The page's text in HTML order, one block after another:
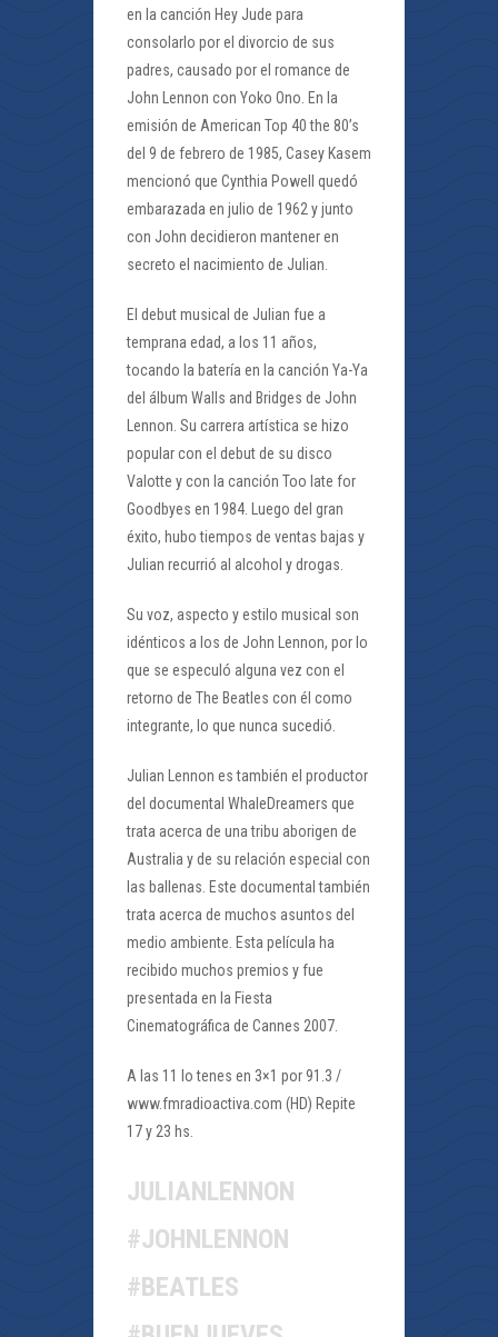
en la canción Hey Jude para
consolarlo por el divorcio de sus
padres, causado por el romance de
John Lennon con Yoko Ono. En la
emisión de American Top 40 the 80’s
del 9 de febrero de 1985, Casey Kasem
mencionó que Cynthia Powell quedó
embarazada en julio de 1962 y junto
con John decidieron mantener en
secreto el nacimiento de Julian.
El debut musical de Julian fue a
temprana edad, a los 11 años,
tocando la batería en la canción Ya-Ya
del álbum Walls and Bridges de John
Lennon. Su carrera artística se hizo
popular con el debut de su disco
Valotte y con la canción Too late for
Goodbyes en 1984. Luego del gran
éxito, hubo tiempos de ventas bajas y
Julian recurrió al alcohol y drogas.
Su voz, aspecto y estilo musical son
idénticos a los de John Lennon, por lo
que se especuló alguna vez con el
retorno de The Beatles con él como
integrante, lo que nunca sucedió.
Julian Lennon es también el productor
del documental WhaleDreamers que
trata acerca de una tribu aborigen de
Australia y de su relación especial con
las ballenas. Este documental también
trata acerca de muchos asuntos del
medio ambiente. Esta película ha
recibido muchos premios y fue
presentada en la Fiesta
Cinematográfica de Cannes 2007.
A las 11 lo tenes en 3×1 por 91.3 /
www.fmradioactiva.com (HD) Repite
17 y 23 hs.
JULIANLENNON
#JOHNLENNON
#BEATLES